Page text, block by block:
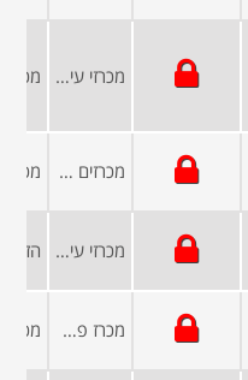
מכרזי עיריות ומועצות
מכרזים פומביים
מכרזי עיריות ומועצות
מכרז פרטי